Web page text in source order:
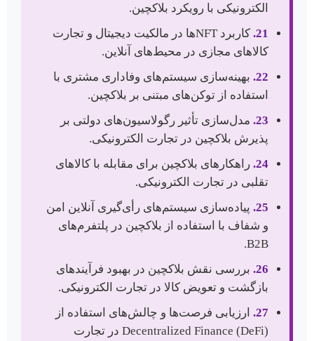
الکترونیکی با رویکرد بلاکچین.
21.
کاربرد NFTها در مالکیت دیجیتال و تجارت
کالاهای مجازی در محیط‌های آنلاین.
22. بهینه‌سازی سیستم‌های وفاداری مشتری با
استفاده از توکن‌های مبتنی بر بلاکچین.
23. مدل‌سازی تأثیر رگولاسیون‌های دولتی بر
پذیرش بلاکچین در تجارت الکترونیکی.
24. راهکارهای بلاکچین برای مقابله با کالاهای
تقلبی در تجارت الکترونیکی.
25. پیاده‌سازی سیستم‌های رأی‌گیری آنلاین امن
و شفاف با استفاده از بلاکچین در پلتفرم‌های
B2B.
26. بررسی نقش بلاکچین در بهبود فرآیندهای
بازگشت و تعویض کالا در تجارت الکترونیکی.
27.
ارزیابی فرصت‌ها و چالش‌های استفاده از
Decentralized Finance (DeFi) در تجارت